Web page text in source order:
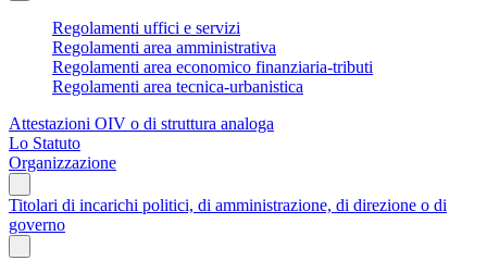
Regolamenti uffici e servizi
Regolamenti area amministrativa
Regolamenti area economico finanziaria-tributi
Regolamenti area tecnica-urbanistica
Attestazioni OIV o di struttura analoga
Lo Statuto
Organizzazione
Titolari di incarichi politici, di amministrazione, di direzione o di
governo